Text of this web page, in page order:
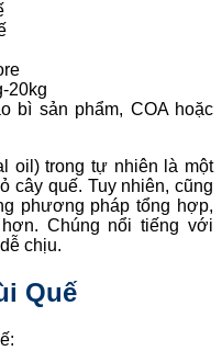
20kg
bì sản phẩm, COA hoặc
oil) trong tự nhiên là một
cây quế. Tuy nhiên, cũng
phương pháp tổng hợp,
Chúng nổi tiếng với
chịu.
Quế